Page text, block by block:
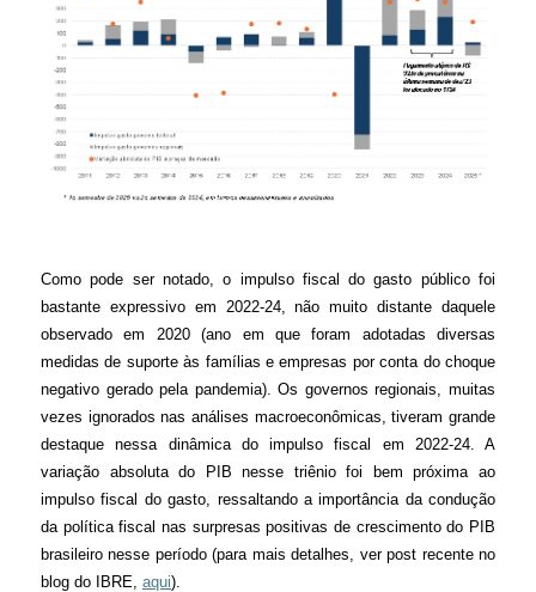
Como pode ser notado, o impulso fiscal do gasto público foi
bastante expressivo em 2022-24, não muito distante daquele
observado em 2020 (ano em que foram adotadas diversas
medidas de suporte às famílias e empresas por conta do choque
negativo gerado pela pandemia). Os governos regionais, muitas
vezes ignorados nas análises macroeconômicas, tiveram grande
destaque nessa dinâmica do impulso fiscal em 2022-24. A
variação absoluta do PIB nesse triênio foi bem próxima ao
impulso fiscal do gasto, ressaltando a importância da condução
da política fiscal nas surpresas positivas de crescimento do PIB
brasileiro nesse período (para mais detalhes, ver post recente no
blog do IBRE, aqui).